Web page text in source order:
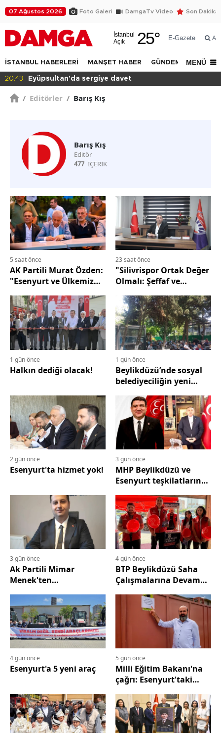
07 Ağustos 2026 Foto Galeri DamgaTv Video Son Dakika
İstanbul
Açık
25° E-Gazete Ara
İSTANBUL HABERLERİ MANŞET HABER GÜNDEM DÜNYA
MENÜ
20:43 Eyüpsultan'da sergiye davet
/ Editörler / Barış Kış
Barış Kış
Editör
477 İÇERİK
5 saat önce
AK Partili Murat Özden:
"Esenyurt ve Ülkemiz
Çalışacağız"
23 saat önce
"Silivrispor Ortak Değer
Olmalı: Şeffaf ve
İçin Çağrı"
1 gün önce
Halkın dediği olacak!
1 gün önce
Beylikdüzü’nde sosyal
belediyeciliğin yeni
hizmete hazırlanıyor
2 gün önce
Esenyurt'ta hizmet yok!
3 gün önce
MHP Beylikdüzü ve
Esenyurt teşkilatlarında
Ağustos'ta ilçe
kongreleri için
hazırlıklar sürüyor.
3 gün önce
Ak Partili Mimar
Menek'ten
Olsun Mesajı
4 gün önce
BTP Beylikdüzü Saha
Çalışmalarına Devam
4 gün önce
Esenyurt'a 5 yeni araç
5 gün önce
Milli Eğitim Bakanı'na
çağrı: Esenyurt'taki